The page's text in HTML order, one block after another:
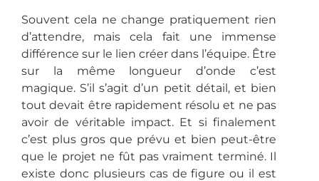
Souvent cela ne change pratiquement rien
d’attendre, mais cela fait une immense
différence sur le lien créer dans l’équipe. Être
sur la même longueur d’onde c’est
magique. S’il s’agit d’un petit détail, et bien
tout devait être rapidement résolu et ne pas
avoir de véritable impact. Et si finalement
c’est plus gros que prévu et bien peut-être
que le projet ne fût pas vraiment terminé. Il
existe donc plusieurs cas de figure ou il est